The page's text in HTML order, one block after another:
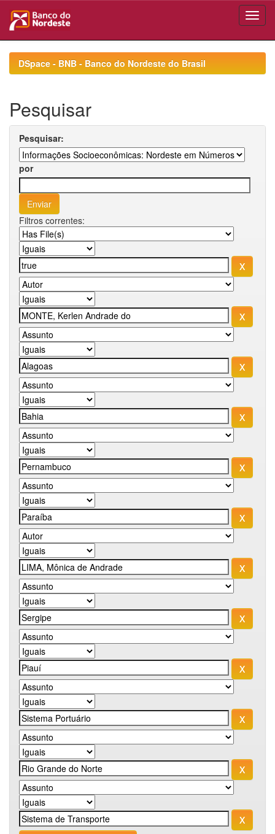
navigationDSpace - BNB - Banco do Nordeste do Brasil
Pesquisar
Pesquisar:
por
Filtros correntes: